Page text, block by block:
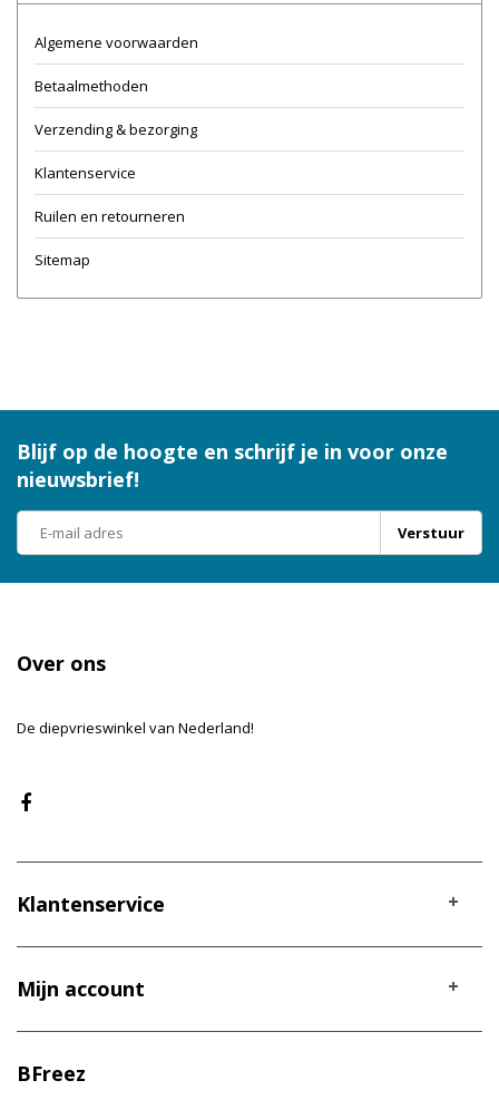
Algemene voorwaarden
Betaalmethoden
Verzending & bezorging
Klantenservice
Ruilen en retourneren
Sitemap
Blijf op de hoogte en schrijf je in voor onze
nieuwsbrief!
Verstuur
Over ons
De diepvrieswinkel van Nederland!
Klantenservice
Mijn account
BFreez